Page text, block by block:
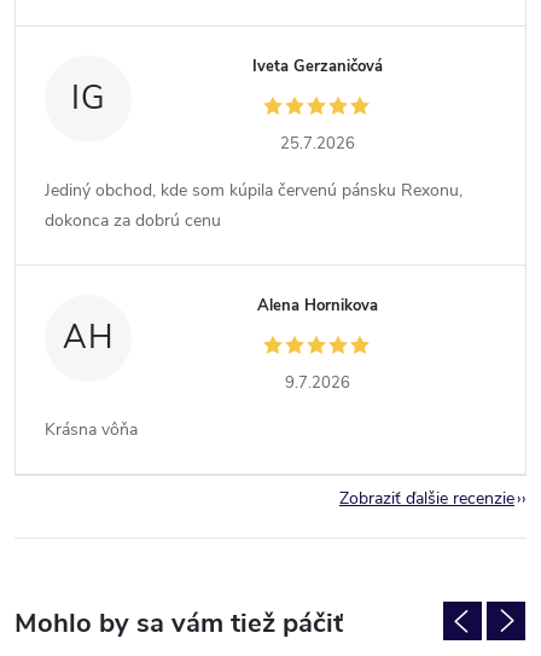
IG
Iveta Gerzaničová
25.7.2026
Jediný obchod, kde som kúpila červenú pánsku Rexonu,
dokonca za dobrú cenu
AH
Alena Hornikova
9.7.2026
Krásna vôňa
Zobraziť ďalšie recenzie